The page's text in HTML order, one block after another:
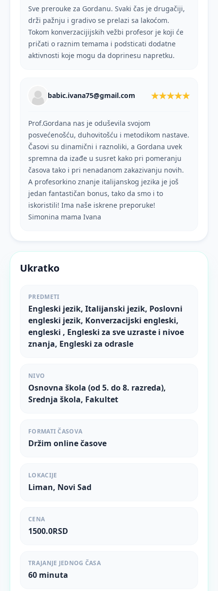
Sve prerouke za Gordanu. Svaki čas je drugačiji,
drži pažnju i gradivo se prelazi sa lakoćom.
Tokom konverzacijijskih vežbi profesor je koji će
pričati o raznim temama i podsticati dodatne
aktivnosti koje mogu da doprinesu napretku.
babic.ivana75@gmail.com ★★★★★
Prof.Gordana nas je oduševila svojom
posvećenošću, duhovitošću i metodikom nastave.
Časovi su dinamični i raznoliki, a Gordana uvek
spremna da izađe u susret kako pri pomeranju
časova tako i pri nenadanom zakazivanju novih.
A profesorkino znanje italijanskog jezika je još
jedan fantastičan bonus, tako da smo i to
iskoristili! Ima naše iskrene preporuke!
Simonina mama Ivana
Ukratko
PREDMETI
Engleski jezik, Italijanski jezik, Poslovni
engleski jezik, Konverzacijski engleski,
engleski , Engleski za sve uzraste i nivoe
znanja, Engleski za odrasle
NIVO
Osnovna škola (od 5. do 8. razreda),
Srednja škola, Fakultet
FORMATI ČASOVA
Držim online časove
LOKACIJE
Liman, Novi Sad
CENA
1500.0RSD
TRAJANJE JEDNOG ČASA
60 minuta